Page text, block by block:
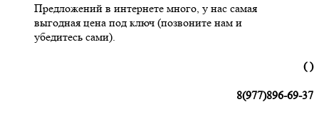
Предложений в интернете много, у нас самая
выгодная цена под ключ (позвоните нам и
убедитесь сами).
( )
8(977)896-69-37